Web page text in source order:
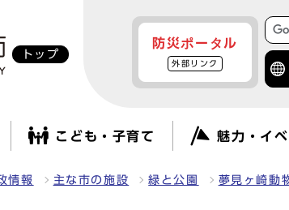
トップ
防災ポータル
外部リンク
こども・子育て 魅力・イ
情報 主な市の施設 緑と公園 夢見ヶ崎動